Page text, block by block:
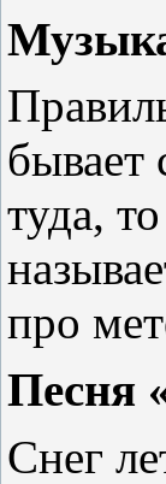
бывает
туда,
про
Песня
Снег